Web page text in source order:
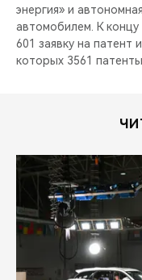
энергия» и
автомобилем. К
601 заявку на патент
которых 3561